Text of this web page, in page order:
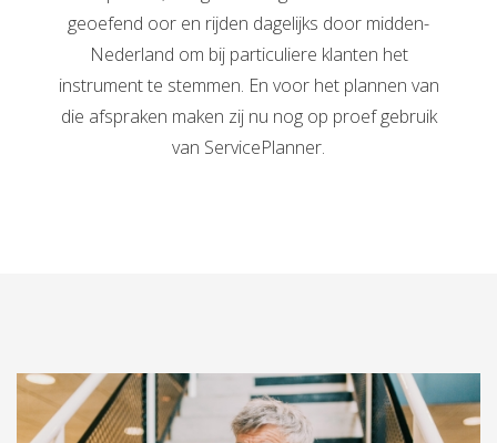
geoefend oor en rijden dagelijks door midden-
Nederland om bij particuliere klanten het
instrument te stemmen. En voor het plannen van
die afspraken maken zij nu nog op proef gebruik
van ServicePlanner.